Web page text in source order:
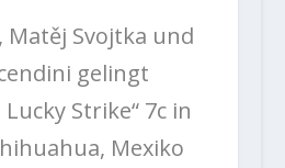
Matěj Svojtka und
gelingt
Strike“ 7c in
Mexiko